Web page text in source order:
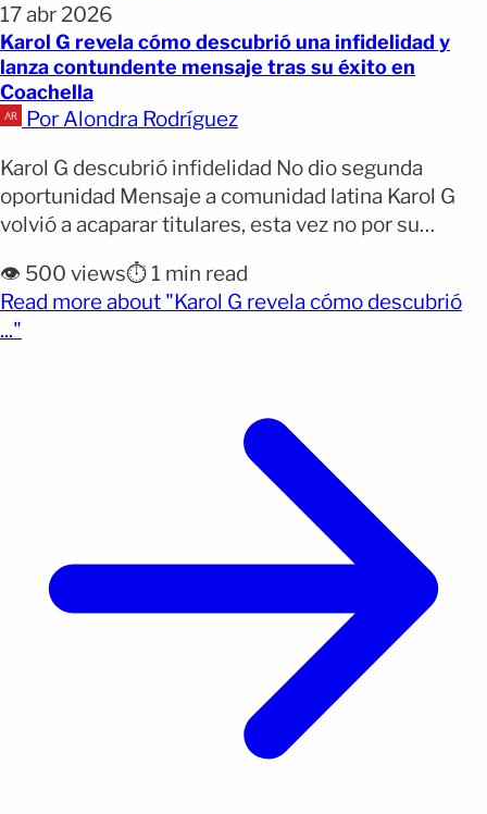
17 abr 2026
Karol G revela cómo descubrió una infidelidad y
lanza contundente mensaje tras su éxito en
Coachella
Por Alondra Rodríguez
Karol G descubrió infidelidad No dio segunda
oportunidad Mensaje a comunidad latina Karol G
volvió a acaparar titulares, esta vez no por su
sorprendió a sus seguidores. Días después de su
histórica presentación en el Festival de Coachella
2026, la artista habló abiertamente sobre una
👁️ 500 views⏱️ 1 min read
Read more about "Karol G revela cómo descubrió
..."